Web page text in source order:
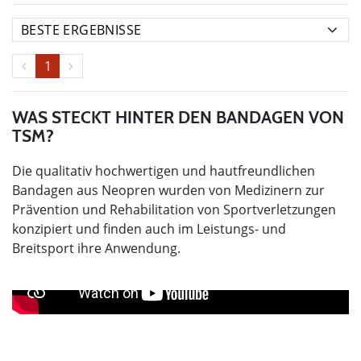
1
WAS STECKT HINTER DEN BANDAGEN VON
TSM?
Die qualitativ hochwertigen und hautfreundlichen
Bandagen aus Neopren wurden von Medizinern zur
Prävention und Rehabilitation von Sportverletzungen
konzipiert und finden auch im Leistungs- und
Breitsport ihre Anwendung.